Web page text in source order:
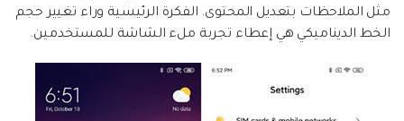
مثل الملاحظات بتعديل المحتوى. الفكرة الرئيسية وراء تغيير حجم
الخط الديناميكي هي إعطاء تجربة ملء الشاشة للمستخدمين.